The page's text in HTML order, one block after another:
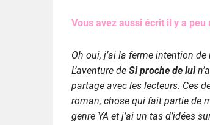
Vous avez aussi écrit il y a
Oh oui, j’ai la ferme intention
L’aventure de Si proche de lui
partage avec les lecteurs. Ces
roman, chose qui fait partie de
genre YA et j’ai un tas d’idées